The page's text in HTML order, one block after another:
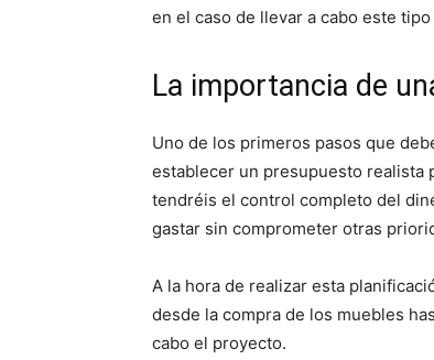
en el caso de llevar a cabo este
La importancia de
Uno de los primeros pasos que
establecer un presupuesto realista
tendréis el control completo del
gastar sin comprometer otras
A la hora de realizar esta
desde la compra de los muebles
cabo el proyecto.